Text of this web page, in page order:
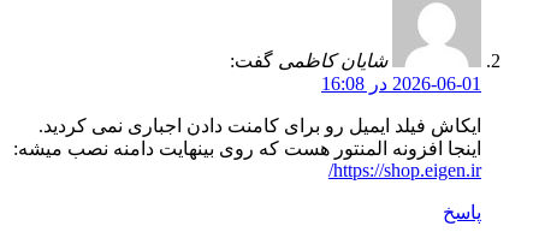
شایان کاظمی گفت:
2026-06-01 در 16:08
ایکاش فیلد ایمیل رو برای کامنت دادن اجباری نمی کردید.
اینجا افزونه المنتور هست که روی بینهایت دامنه نصب میشه:
https://shop.eigen.ir/
پاسخ